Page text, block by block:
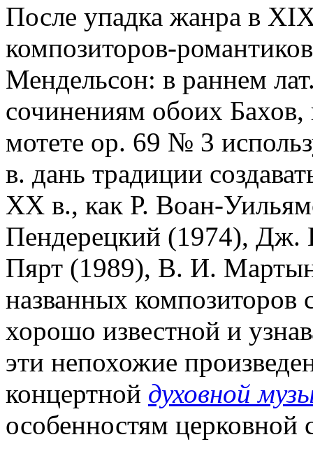
После упадка жанра в
композиторов-
Мендельсон: в раннем
сочинениям обоих
мотете op. 69 № 3
в. дань традиции
XX в., как Р. Воан-
Пендерецкий (1974), Дж.
Пярт (1989), В. И.
названных композиторов
хорошо известной и
эти непохожие
концертной духовной
особенностям церковной